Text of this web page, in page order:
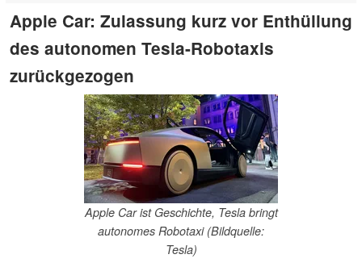
Apple Car: Zulassung kurz vor Enthüllung
des autonomen Tesla-Robotaxis
zurückgezogen
Apple Car ist Geschichte, Tesla bringt
autonomes Robotaxi (Bildquelle:
Tesla)